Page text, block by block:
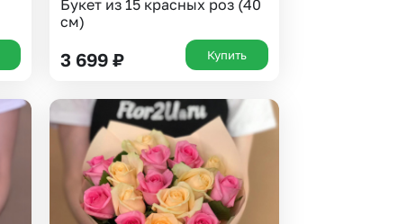
Букет из 15 красных роз (40
см)
3 699 ₽ Купить